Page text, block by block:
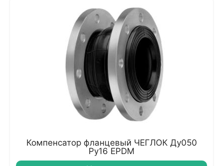
Компенсатор фланцевый ЧЕГЛОК Ду050
Ру16 EPDM